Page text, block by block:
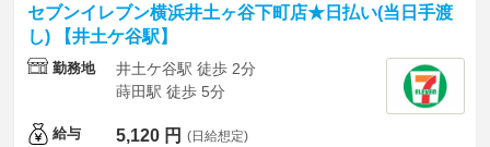
セブンイレブン横浜井土ヶ谷下町店★日払い(当日手渡
し) 【井土ケ谷駅】
勤務地
井土ケ谷駅 徒歩 2分
蒔田駅 徒歩 5分
給与 5,120 円 (日給想定)